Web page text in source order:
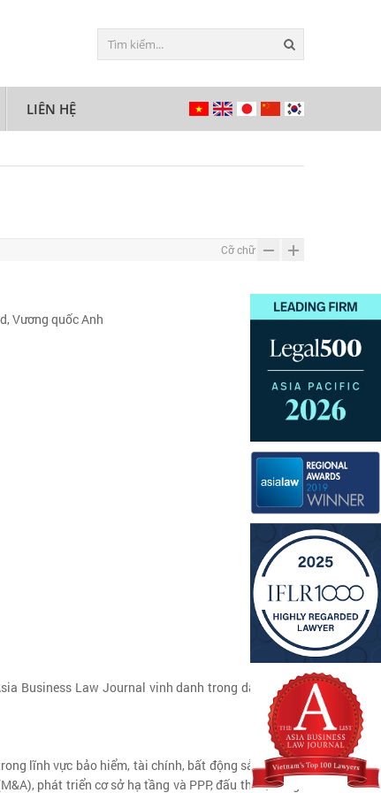
LIÊN HỆ
Cỡ chữ
Vương quốc Anh
Business Law Journal vinh danh trong danh sách
lĩnh vực bảo hiểm, tài chính, bất động sản và xây
phát triển cơ sở hạ tầng và PPP, đấu thầu, năng